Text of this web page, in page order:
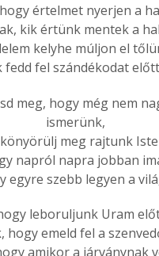
értelmet nyerjen a
kik értünk mentek a
kelyhe múljon el
fedd fel szándékodat
meg, hogy még nem
ismerünk,
meg rajtunk
napról napra jobban
egyre szebb legyen a
leboruljunk Uram
hogy emeld fel a
amikor a járványnak